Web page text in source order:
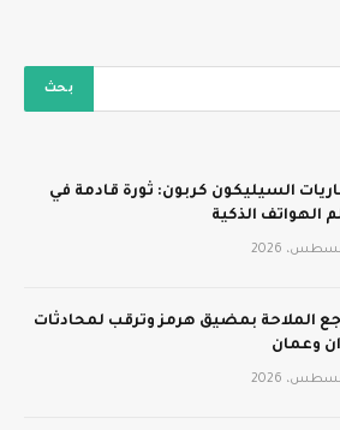
السيليكون كربون: ثورة قادمة في
الهواتف الذكية
الملاحة بمضيق هرمز وترقب لمحادثات
وعمان